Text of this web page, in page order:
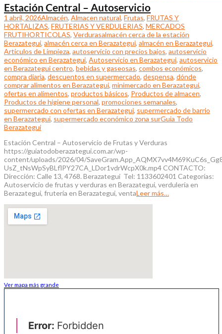
Estación Central – Autoservicio
1 abril, 2026Almacén, Almacen natural, Frutas, FRUTAS Y
HORTALIZAS, FRUTERIAS Y VERDULERIAS, MERCADOS
FRUTIHORTICOLAS, Verdurasalmacén cerca de la estación
Berazategui, almacén cerca en Berazategui, almacén en Berazategui,
Artículos de Limpieza, autoservicio con precios bajos, autoservicio
económico en Berazategui, Autoservicio en Berazategui, autoservicio
en Berazategui centro, bebidas y gaseosas, combos económicos,
compra diaria, descuentos en supermercado, despensa, dónde
comprar alimentos en Berazategui, minimercado en Berazategui,
ofertas en alimentos, productos básicos, Productos de almacen,
Productos de higiene personal, promociones semanales,
supermercado con ofertas en Berazategui, supermercado de barrio
en Berazategui, supermercado económico zona surGuia Todo
Berazategui
Estación Central – Autoservicio de Frutas y Verduras
https://guiatodoberazategui.com.ar/wp-
content/uploads/2026/04/
UsZ_tNsWpSyBLflPY27CA_LDor1vdrWcpX0k.mp4 CONTACTO:
Dirección: Calle 13, 4768. Berazategui Tel: 1133602401 Categorías:
Autoservicio de frutas y verduras en Berazategui, verdulería en
Berazategui, frutería en Berazategui, ventaLeer más…
Ver mapa más grande